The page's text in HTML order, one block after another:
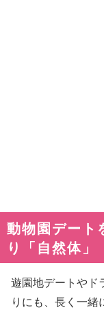
動物園デート
り「自然体」
遊園地デートやド
りにも、長く一緒